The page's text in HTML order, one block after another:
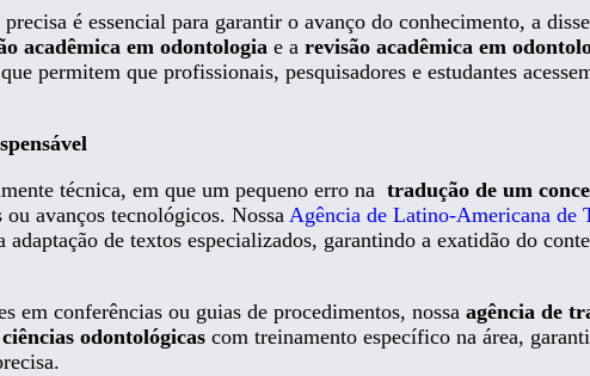
é essencial para garantir o avanço do conhecimento, a
acadêmica em odontologia e a revisão acadêmica em
permitem que profissionais, pesquisadores e estudantes
técnica, em que um pequeno erro na tradução de um
avanços tecnológicos. NossaAgência de Latino-Americana de
adaptação de textos especializados, garantindo a exatidão do
em conferências ou guias de procedimentos, nossa agência de
odontológicas com treinamento específico na área,